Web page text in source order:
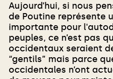
Aujourd’hui, si nous
de Poutine représente
importante pour
peuples, ce n’est pas
occidentaux seraient
“gentils” mais parce
occidentales n’ont